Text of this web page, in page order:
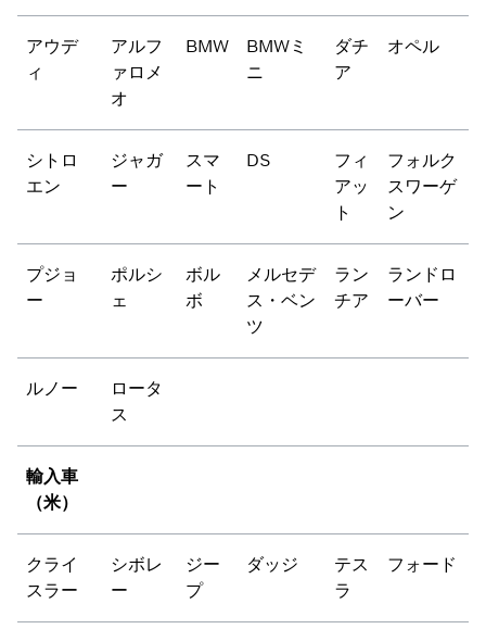
アウデ
ィ
アルフ
ァロメ
オ
BMW
BMWミ
ニ
ダチ
ア
オペル
シトロ
エン
ジャガ
ー
スマ
ート
DS
フィ
アッ
ト
フォルク
スワーゲ
ン
プジョ
ー
ポルシ
ェ
ボル
ボ
メルセデ
ス・ベン
ツ
ラン
チア
ランドロ
ーバー
ルノー
ロータ
ス
輸入車
（米）
クライ
スラー
シボレ
ー
ジー
プ
ダッジ
テス
ラ
フォード